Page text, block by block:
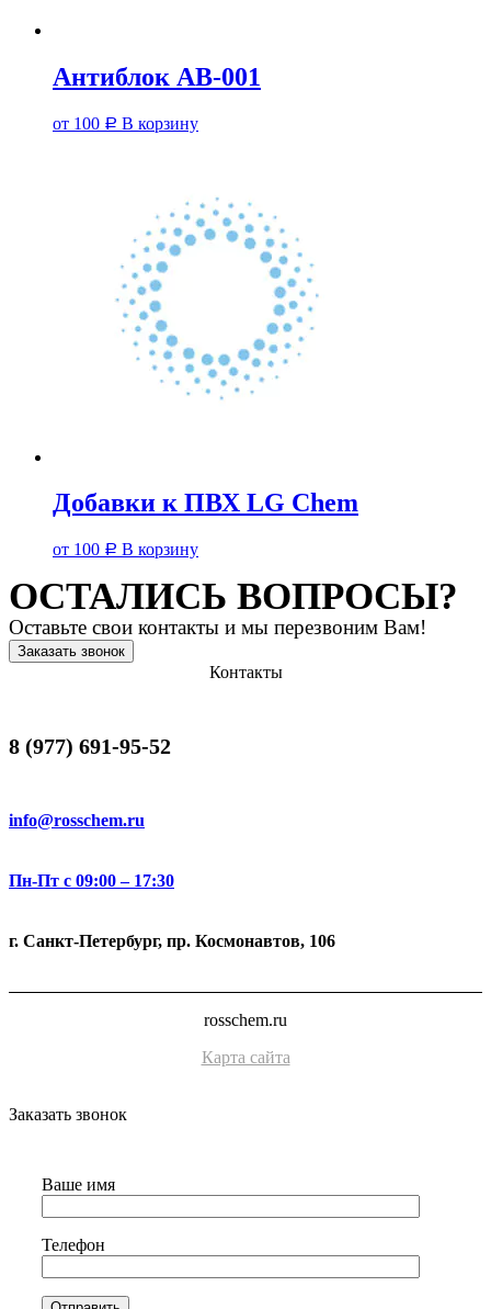
Антиблок АВ-001
от 100 Р В корзину
Добавки к ПВХ LG Chem
от 100 Р В корзину
ОСТАЛИСЬ ВОПРОСЫ?
Оставьте свои контакты и мы перезвоним Вам!
Заказать звонок
Контакты
8 (977) 691-95-52
info@rosschem.ru
Пн-Пт с 09:00 – 17:30
г. Санкт-Петербург, пр. Космонавтов, 106
rosschem.ru
Карта сайта
Заказать звонок
Ваше имя
Телефон